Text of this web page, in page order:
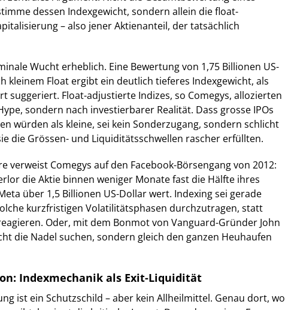
dessen Indexgewicht, sondern allein die float-
– also jener Aktienanteil, der tatsächlich
Wucht erheblich. Eine Bewertung von 1,75 Billionen US-
kleinem Float ergibt ein deutlich tieferes Indexgewicht, als
suggeriert. Float-adjustierte Indizes, so Comegys, allozierten
sondern nach investierbarer Realität. Dass grosse IPOs
würden als kleine, sei kein Sonderzugang, sondern schlicht
die Grössen- und Liquiditätsschwellen rascher erfüllten.
verweist Comegys auf den Facebook-Börsengang von 2012:
die Aktie binnen weniger Monate fast die Hälfte ihres
über 1,5 Billionen US-Dollar wert. Indexing sei gerade
kurzfristigen Volatilitätsphasen durchzutragen, statt
Oder, mit dem Bonmot von Vanguard-Gründer John
die Nadel suchen, sondern gleich den ganzen Heuhaufen
Indexmechanik als Exit-Liquidität
ist ein Schutzschild – aber kein Allheilmittel. Genau dort, wo